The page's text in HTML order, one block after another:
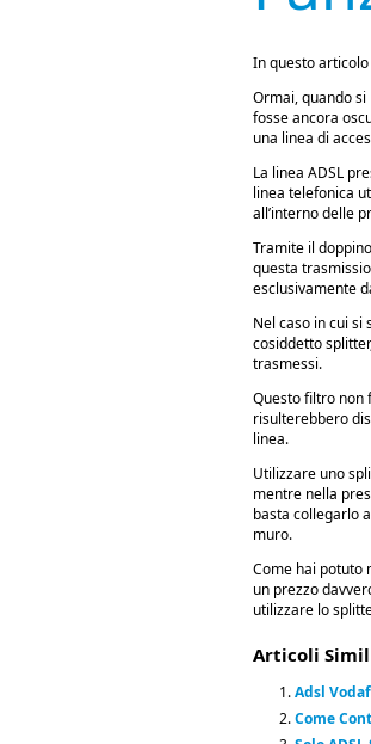
In questo
Ormai, quando
fosse ancora
una linea di
La linea ADSL
linea telefonica
all’interno delle
Tramite il
questa
esclusivamente
Nel caso in cui si
cosiddetto
trasmessi.
Questo filtro non
risulterebbero
linea.
Utilizzare uno
mentre nella
basta collegarlo
muro.
Come hai potuto
un prezzo
utilizzare lo
Articoli
Adsl
Come